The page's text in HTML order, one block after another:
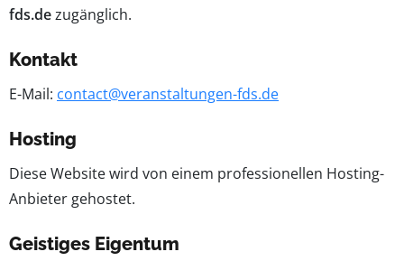
fds.dezugänglich.
Kontakt
E-Mail: contact@veranstaltungen-fds.de
Hosting
Diese Website wird von einem professionellen Hosting-
Anbieter gehostet.
Geistiges Eigentum